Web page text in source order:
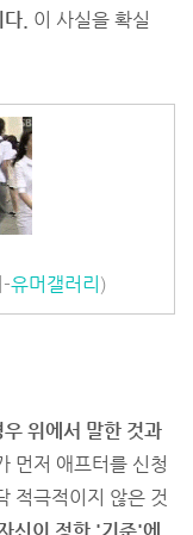
. 이 사실을 확실
유머갤러리 )
위에서 말한 것과
먼저 애프터를 신청
적극적이지 않은 것